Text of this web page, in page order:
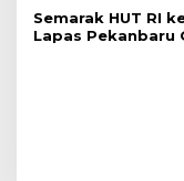
Semarak HUT RI
Lapas Pekanbaru